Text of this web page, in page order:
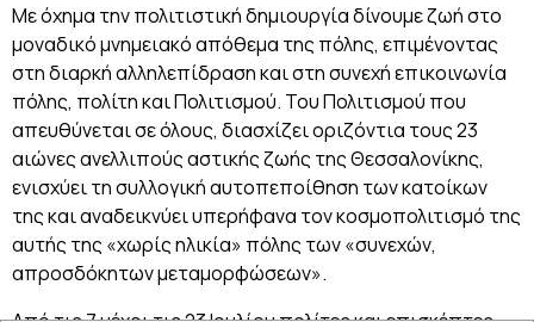
Με όχημα την πολιτιστική δημιουργία δίνουμε ζωή στο
μοναδικό μνημειακό απόθεμα της πόλης, επιμένοντας
στη διαρκή αλληλεπίδραση και στη συνεχή επικοινωνία
πόλης, πολίτη και Πολιτισμού. Του Πολιτισμού που
απευθύνεται σε όλους, διασχίζει οριζόντια τους 23
αιώνες ανελλιπούς αστικής ζωής της Θεσσαλονίκης,
ενισχύει τη συλλογική αυτοπεποίθηση των κατοίκων
της και αναδεικνύει υπερήφανα τον κοσμοπολιτισμό της
αυτής της «χωρίς ηλικία» πόλης των «συνεχών,
απροσδόκητων μεταμορφώσεων».